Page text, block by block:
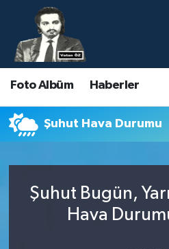
Foto Albüm Haberler
Şuhut Hava Durumu
Şuhut Bugün,
Hava
Nöbetçi Eczaneler
Hava Durumu
Namaz Vakitleri
Süper Lig Puan Durumu